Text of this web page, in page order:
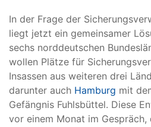
In der Frage der
liegt jetzt ein gemeinsamer
sechs norddeutschen
wollen Plätze für
Insassen aus weiteren drei
darunter auch Hamburg mit
Gefängnis Fuhlsbüttel. Diese
vor einem Monat im Gespräch,